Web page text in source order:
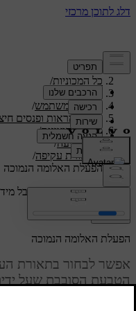
תמיכה/
כל המכוניות/
S60 2024
/
מדריך למשתמש/
ראות, מראות ופנסים
תאורה חיצונית/
פנסי נסיעה/
תאורת עקיפה/
הפעלת האלומה הנמוכה
תמיכה מותאמת אישיתקבל
התחבר
הפעלת האלומה הנמוכה
אפשר לבחור בתאורת
הטבעת הסובבת שעל